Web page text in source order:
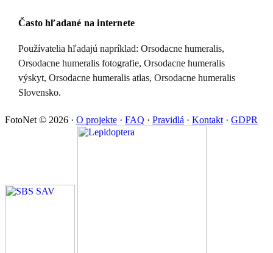
Často hľadané na internete
Používatelia hľadajú napríklad: Orsodacne humeralis,
Orsodacne humeralis fotografie, Orsodacne humeralis
výskyt, Orsodacne humeralis atlas, Orsodacne humeralis
Slovensko.
FotoNet © 2026 · O projekte · FAQ · Pravidlá · Kontakt · GDPR